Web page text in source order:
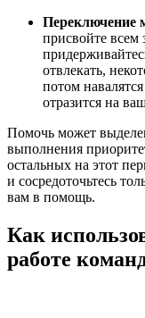
Переключение
присвойте всем
отвлекать,
потом
отразится на
Помочь может
выполнения
остальных на этот
и сосредоточьтесь
вам в помощь.
Как
работе